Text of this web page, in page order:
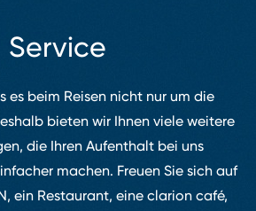
Service
es beim Reisen nicht nur um die
bieten wir Ihnen viele weitere
die Ihren Aufenthalt bei uns
machen. Freuen Sie sich auf
ein Restaurant, eine clarion café,